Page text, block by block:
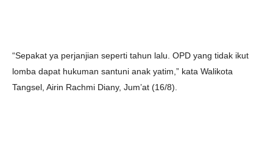
“Sepakat ya perjanjian seperti tahun lalu. OPD yang tidak ikut
lomba dapat hukuman santuni anak yatim,” kata Walikota
Tangsel, Airin Rachmi Diany, Jum’at (16/8).